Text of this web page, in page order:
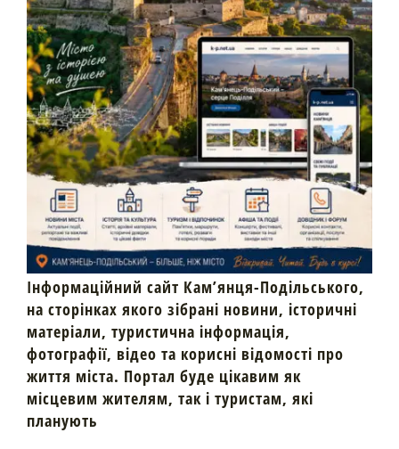
Інформаційний сайт Кам’янця-Подільського,
на сторінках якого зібрані новини, історичні
матеріали, туристична інформація,
фотографії, відео та корисні відомості про
життя міста. Портал буде цікавим як
місцевим жителям, так і туристам, які
планують